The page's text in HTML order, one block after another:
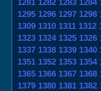
1281 1282 1283 1284
1295 1296 1297 1298
1309 1310 1311 1312
1323 1324 1325 1326
1337 1338 1339 1340
1351 1352 1353 1354
1365 1366 1367 1368
1379 1380 1381 1382